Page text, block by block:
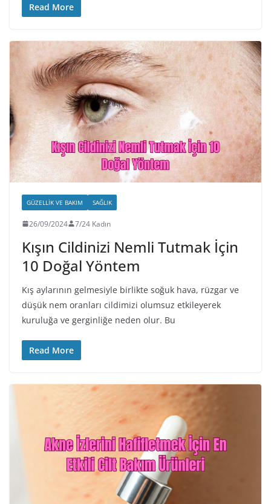
Read More
GÜZELLIK VE BAKIM SAĞLIK
26/09/2024 7/24 Kadın
Kışın Cildinizi Nemli Tutmak İçin
10 Doğal Yöntem
Kış aylarının gelmesiyle birlikte soğuk hava, rüzgar ve
düşük nem oranları cildimizi olumsuz etkileyerek
kuruluğa ve gerginliğe neden olur. Bu
Read More